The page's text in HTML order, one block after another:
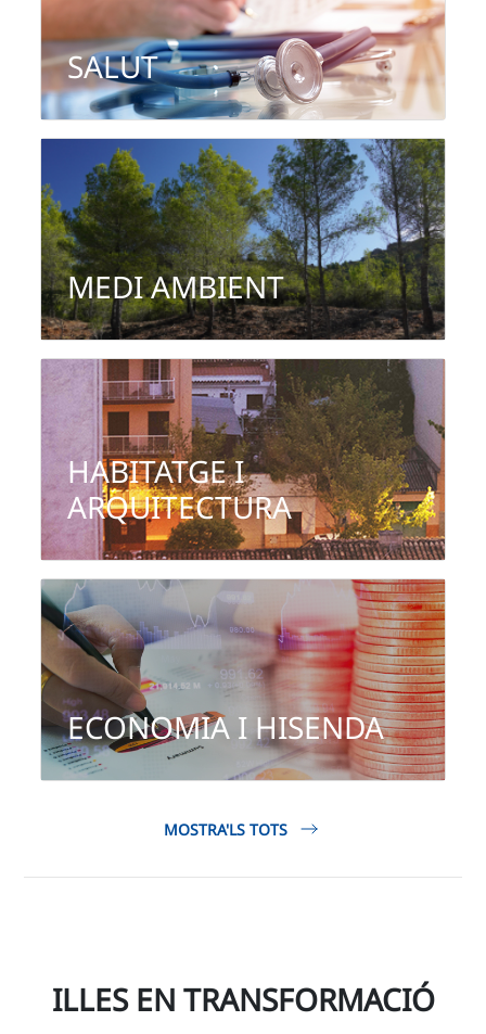
SALUT
Pacient
Cura de la salut
...
MEDI AMBIENT
Medi ambient
Espais naturals i biodiversitat
Gestió forestal
...
HABITATGE I
ARQUITECTURA
Habitatge i
arquitectura
...
ECONOMIA I HISENDA
Economia i
hisenda
...
MOSTRA'LS TOTS
ILLES EN TRANSFORMACIÓ